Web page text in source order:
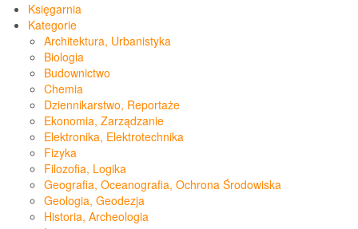
Księgarnia
Kategorie
Architektura, Urbanistyka
Biologia
Budownictwo
Chemia
Dziennikarstwo, Reportaże
Ekonomia, Zarządzanie
Elektronika, Elektrotechnika
Fizyka
Filozofia, Logika
Geografia, Oceanografia, Ochrona Środowiska
Geologia, Geodezja
Historia, Archeologia